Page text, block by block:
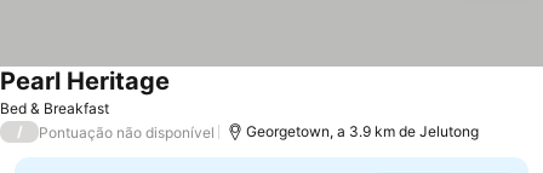
Bed & Breakfast
Pearl Heritage
/ Pontuação não disponível Georgetown, a 3.9 km de Jelutong